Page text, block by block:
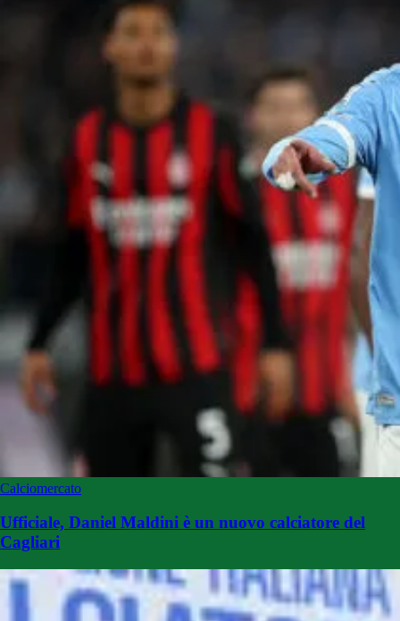
Calciomercato
Ufficiale, Daniel Maldini è un nuovo calciatore del
Cagliari